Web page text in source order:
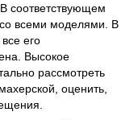
соответствующем
со всеми моделями. В
его
Высокое
рассмотреть
оценить,